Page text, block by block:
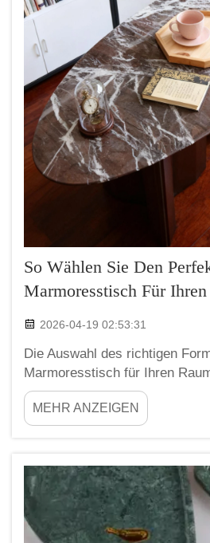
So Wählen Sie Den
Marmoresstisch Für
2026-04-19 02:53:31
Die Auswahl des richtigen
Marmoresstisch für Ihren
schwierig sein. Sie möchten,
Raum passt und sich für
bequem anfühlt. Ein
mehrere Aspekte
MEHR ANZEIGEN